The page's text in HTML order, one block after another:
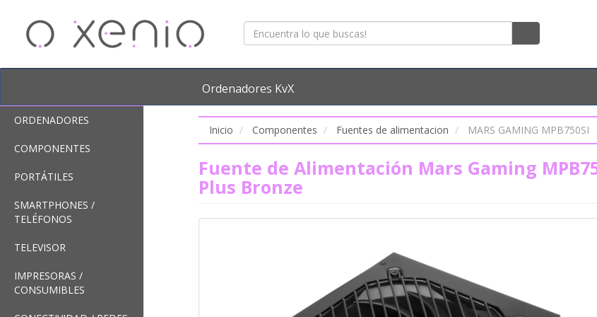
Ordenadores KvX
ORDENADORES
COMPONENTES
PORTÁTILES
SMARTPHONES /
TELÉFONOS
TELEVISOR
IMPRESORAS /
CONSUMIBLES
Inicio Componentes Fuentes de alimentacion MARS GAMING MPB750SI
Fuente de Alimentación Mars Gaming
Plus Bronze